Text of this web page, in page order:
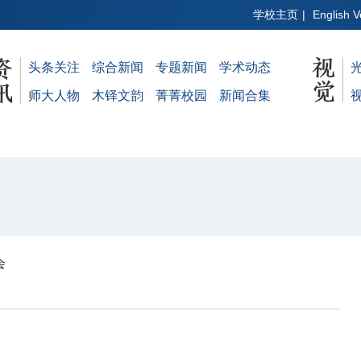
学校主页 | English
头条关注 综合新闻 专题新闻 学术动态
师大人物 木铎文韵 菁菁校园 新闻合集